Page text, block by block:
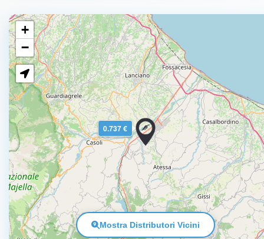
0.737 €
+
−
Mostra Distributori Vicini